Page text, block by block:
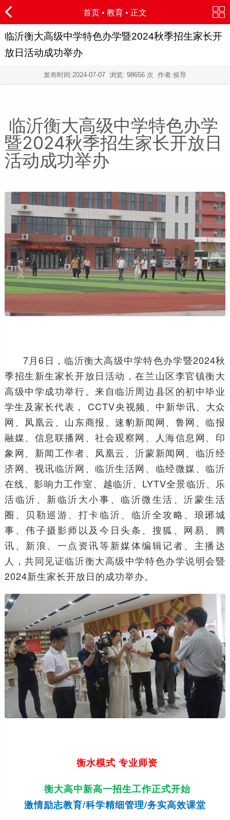
首页 • 教育 • 正文
临沂衡大高级中学特色办学暨2024秋季招生家长开
放日活动成功举办
发布时间:2024-07-07 浏览: 98656 次 作者:侯导
临沂衡大高级中学特色办学
暨2024秋季招生家长开放日
活动成功举办
7月6日，临沂衡大高级中学特色办学暨2024秋
季招生新生家长开放日活动，在兰山区李官镇衡大
高级中学成功举行。来自临沂周边县区的初中毕业
学生及家长代表， CCTV央视频、中新华讯、大众
网、凤凰云、山东商报、速豹新闻网、鲁网、临报
融媒、信息联播网、社会观察网、人海信息网、印
象网、新闻工作者、凤凰云、沂蒙新闻网、临沂经
济网、视讯临沂网、临沂生活网、临经微媒、临沂
在线、影响力工作室、越临沂、LYTV全景临沂、乐
活临沂、新临沂大小事、临沂微生活、沂蒙生活
圈、贝勒巡游、打卡临沂、临沂全攻略、琅琊城
事、伟子摄影师以及今日头条、搜狐、网易、腾
讯、新浪、一点资讯等新媒体编辑记者、主播达
人，共同见证临沂衡大高级中学特色办学说明会暨
2024新生家长开放日的成功举办。
衡水模式 专业师资
衡大高中新高一招生工作正式开始
激情励志教育/科学精细管理/务实高效课堂